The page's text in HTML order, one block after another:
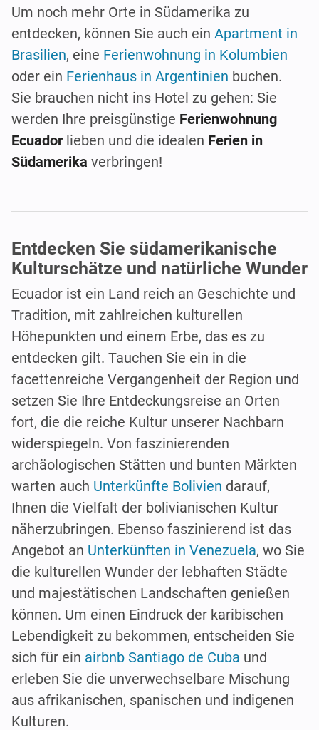
Um noch mehr Orte in Südamerika zu
entdecken, können Sie auch ein Apartment in
Brasilien, eine Ferienwohnung in Kolumbien
oder ein Ferienhaus in Argentinien buchen.
Sie brauchen nicht ins Hotel zu gehen: Sie
werden Ihre preisgünstige Ferienwohnung
Ecuador lieben und die idealen Ferien in
Südamerika verbringen!
Entdecken Sie südamerikanische
Kulturschätze und natürliche Wunder
Ecuador ist ein Land reich an Geschichte und
Tradition, mit zahlreichen kulturellen
Höhepunkten und einem Erbe, das es zu
entdecken gilt. Tauchen Sie ein in die
facettenreiche Vergangenheit der Region und
setzen Sie Ihre Entdeckungsreise an Orten
fort, die die reiche Kultur unserer Nachbarn
widerspiegeln. Von faszinierenden
archäologischen Stätten und bunten Märkten
warten auch Unterkünfte Bolivien darauf,
Ihnen die Vielfalt der bolivianischen Kultur
näherzubringen. Ebenso faszinierend ist das
Angebot an Unterkünften in Venezuela, wo Sie
die kulturellen Wunder der lebhaften Städte
und majestätischen Landschaften genießen
können. Um einen Eindruck der karibischen
Lebendigkeit zu bekommen, entscheiden Sie
sich für ein airbnb Santiago de Cuba und
erleben Sie die unverwechselbare Mischung
aus afrikanischen, spanischen und indigenen
Kulturen.